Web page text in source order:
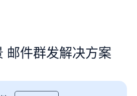
邮件群发解决方案